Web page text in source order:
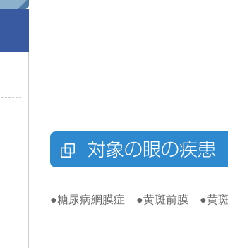
対象の眼の疾患
●糖尿病網膜症 ●黄斑前膜 ●黄